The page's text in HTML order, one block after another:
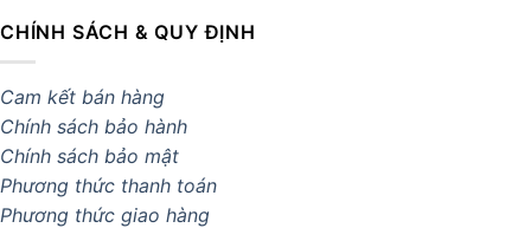
CHÍNH SÁCH & QUY ĐỊNH
Cam kết bán hàng
Chính sách bảo hành
Chính sách bảo mật
Phương thức thanh toán
Phương thức giao hàng